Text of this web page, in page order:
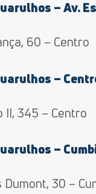
– Av.
60 – Centro
–
II, 345 – Centro
–
30 –